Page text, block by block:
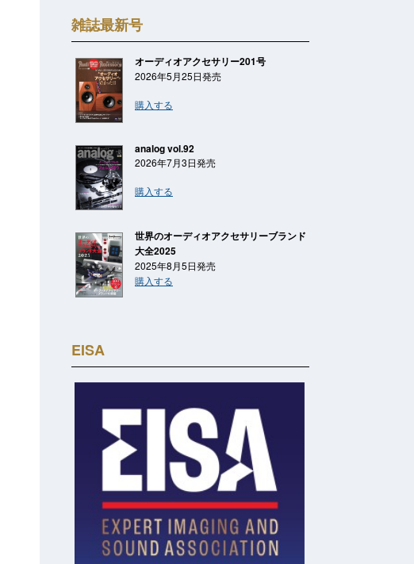
雑誌最新号
オーディオアクセサリー201号
2026年5月25日発売
購入する
analog vol.92
2026年7月3日発売
購入する
世界のオーディオアクセサリーブランド
大全2025
2025年8月5日発売
購入する
EISA